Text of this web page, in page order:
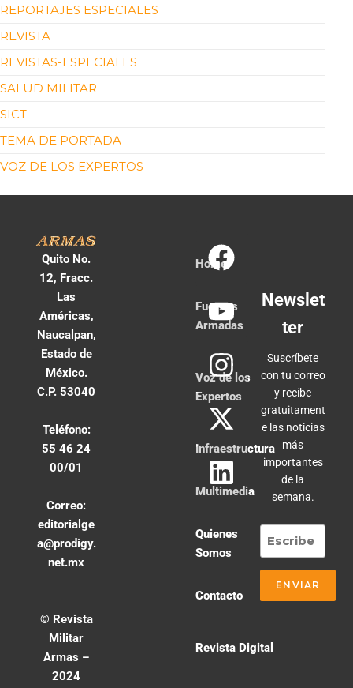
REPORTAJES ESPECIALES
REVISTA
REVISTAS-ESPECIALES
SALUD MILITAR
SICT
TEMA DE PORTADA
VOZ DE LOS EXPERTOS
Quito No.
12, Fracc.
Las
Américas,
Naucalpan,
Estado de
México.
C.P. 53040
Teléfono:
55 46 24
00/01
Correo:
editorialge
a@prodigy.
net.mx
© Revista
Militar
Armas –
2024
Home
Fuerzas
Armadas
Voz de los
Expertos
Infraestructura
Multimedia
Quienes
Somos
Contacto
Revista Digital
Newslet
ter
Suscríbete
con tu correo
y recibe
gratuitament
e las noticias
más
importantes
de la
semana.